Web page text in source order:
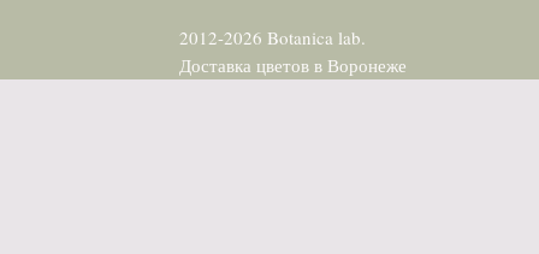
2012-2026 Botanica lab.
Доставка цветов в Воронеже